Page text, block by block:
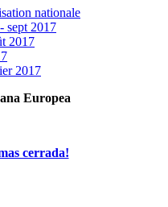
nationale
sept 2017
2017
2017
Europea
cerrada!